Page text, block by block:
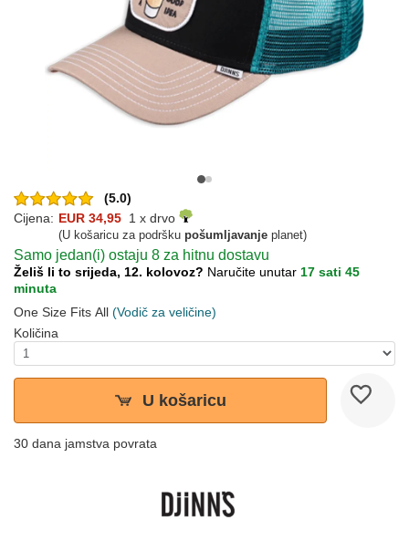
(5.0)
Cijena: EUR 34,95 1 x drvo
(U košaricu za podršku pošumljavanje planet)
Samo jedan(i) ostaju 8 za hitnu dostavu
Želiš li to srijeda, 12. kolovoz? Naručite unutar 17 sati 45
minuta
One Size Fits All (Vodič za veličine)
Količina
U košaricu
30 dana jamstva povrata